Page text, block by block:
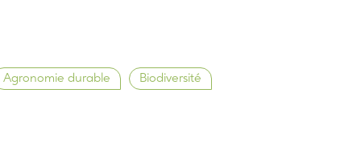
Agronomie durable Biodiversité